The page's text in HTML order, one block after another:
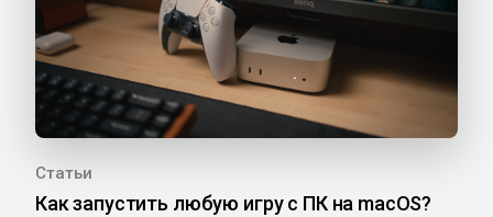
Статьи
Как запустить любую игру с ПК на macOS?